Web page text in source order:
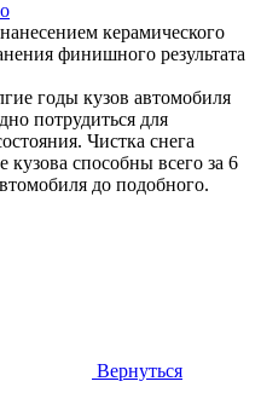
керамического
финишного результата
годы кузов автомобиля
потрудиться для
Чистка снега
способны всего за 6
до подобного.
Вернуться